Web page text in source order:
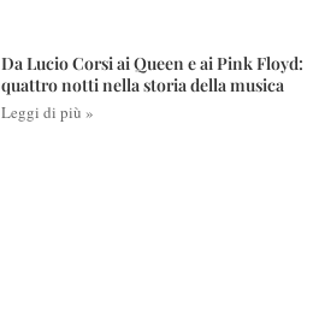
Da Lucio Corsi ai Queen e ai Pink Floyd:
quattro notti nella storia della musica
Leggi di più »